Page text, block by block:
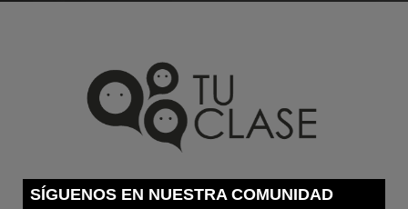
SÍGUENOS EN NUESTRA COMUNIDAD